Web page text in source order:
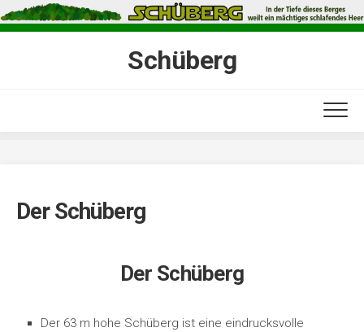
Skip
to
Schüberg
Der Schüberg
Der Schüberg
Der 63 m hohe Schüberg ist eine eindrucksvolle